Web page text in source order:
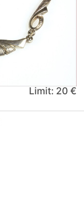
Limit: 20 €